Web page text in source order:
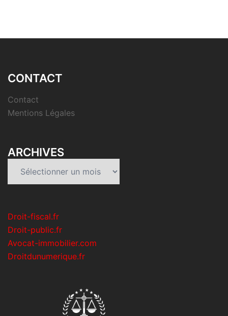
CONTACT
Contact
Mentions Légales
ARCHIVES
Droit-fiscal.fr
Droit-public.fr
Avocat-immobilier.com
Droitdunumerique.fr